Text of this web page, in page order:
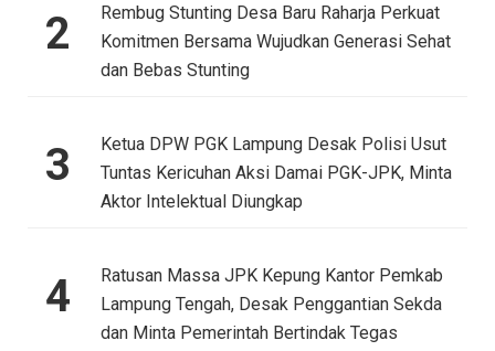
2
Rembug Stunting Desa Baru Raharja Perkuat
Komitmen Bersama Wujudkan Generasi Sehat
dan Bebas Stunting
3
Ketua DPW PGK Lampung Desak Polisi Usut
Tuntas Kericuhan Aksi Damai PGK-JPK, Minta
Aktor Intelektual Diungkap
4
Ratusan Massa JPK Kepung Kantor Pemkab
Lampung Tengah, Desak Penggantian Sekda
dan Minta Pemerintah Bertindak Tegas